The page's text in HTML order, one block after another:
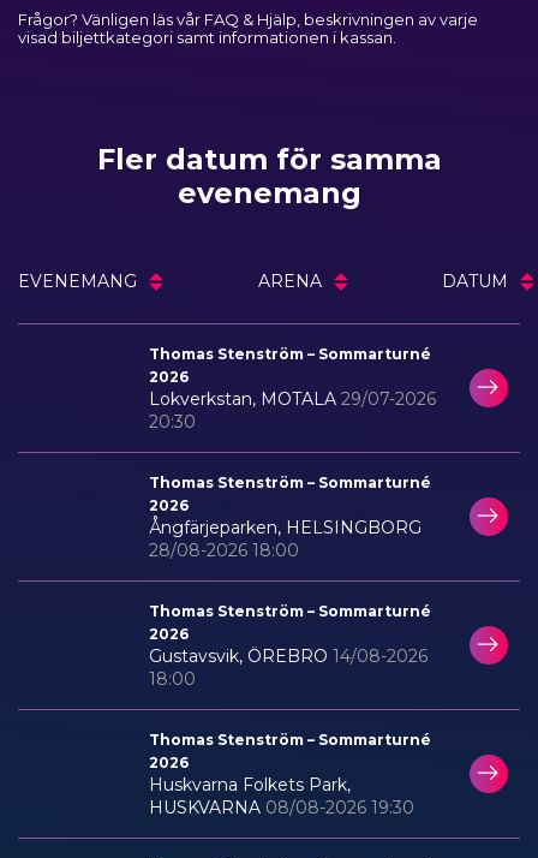
Frågor? Vänligen läs vår FAQ & Hjälp , beskrivningen av varje
visad biljettkategori samt informationen i kassan.
Fler datum för samma
evenemang
EVENEMANG ARENA DATUM
Thomas Stenström – Sommarturné
2026
Lokverkstan, MOTALA 29/07-2026
20:30
Thomas Stenström – Sommarturné
2026
Ångfärjeparken, HELSINGBORG
28/08-2026 18:00
Thomas Stenström – Sommarturné
2026
Gustavsvik, ÖREBRO 14/08-2026
18:00
Thomas Stenström – Sommarturné
2026
Huskvarna Folkets Park,
HUSKVARNA 08/08-2026 19:30